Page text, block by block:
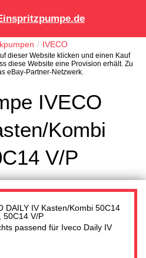
IVECO
dieser Website klicken und einen Kauf
diese Website eine Provision erhält. Zu
eBay-Partner-Netzwerk.
IVECO
Kombi
V/P
passend für Iveco Daily IV